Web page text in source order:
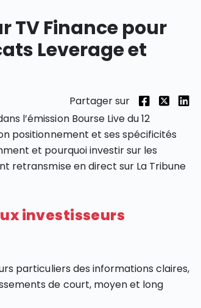
TV Finance pour
Leverage et
Partager sur
l’émission Bourse Live du 12
positionnement et ses spécificités
et pourquoi investir sur les
retransmise en direct sur La Tribune
investisseurs
particuliers des informations claires,
de court, moyen et long